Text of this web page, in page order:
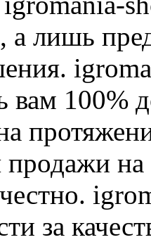
а лишь
вам 100%
за